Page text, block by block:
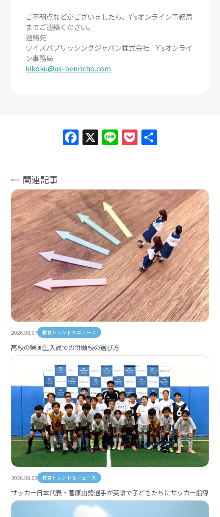
ご不明点などがございましたら、Y’sオンライン事務局
までご連絡ください。
連絡先
ワイズパブリッシングジャパン株式会社 Y’sオンライ
ン事務局
kikoku@us-benricho.com
Facebook
X LinePocket
関連記事
2026.08.07 教育トレンド＆ニュース
高校の帰国生入試での併願校の選び方
2026.08.05 教育トレンド＆ニュース
サッカー日本代表・菅原由勢選手が英語で子どもたちにサッカー指導